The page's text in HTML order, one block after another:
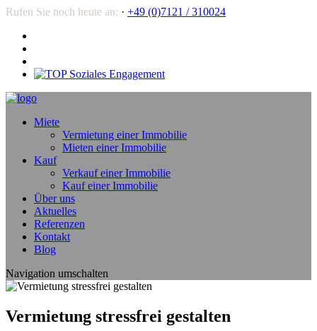
Rufen Sie noch heute an: · +49 (0)7121 / 310024
Miete
Vermietung einer Immobilie
Mieten einer Immobilie
Kauf
Verkauf einer Immobilie
Kauf einer Immobilie
Über uns
Aktuelles
Referenzen
Kontakt
Blog
Navigation umschalten
Vermietung stressfrei gestalten